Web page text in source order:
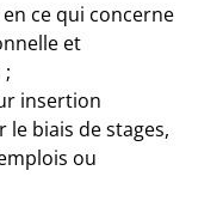
ce qui concerne
et
insertion
biais de stages,
ou